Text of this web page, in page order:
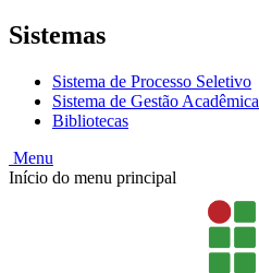
Sistemas
Sistema de Processo Seletivo
Sistema de Gestão Acadêmica
Bibliotecas
Menu
Início do menu principal